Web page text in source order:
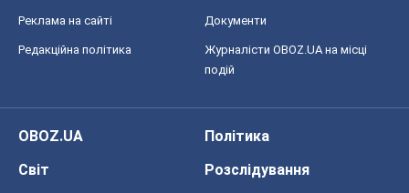
Реклама на сайті Документи
Редакційна політика
Журналісти OBOZ.UA на місці
подій
OBOZ.UA
Політика
Світ
Розслідування